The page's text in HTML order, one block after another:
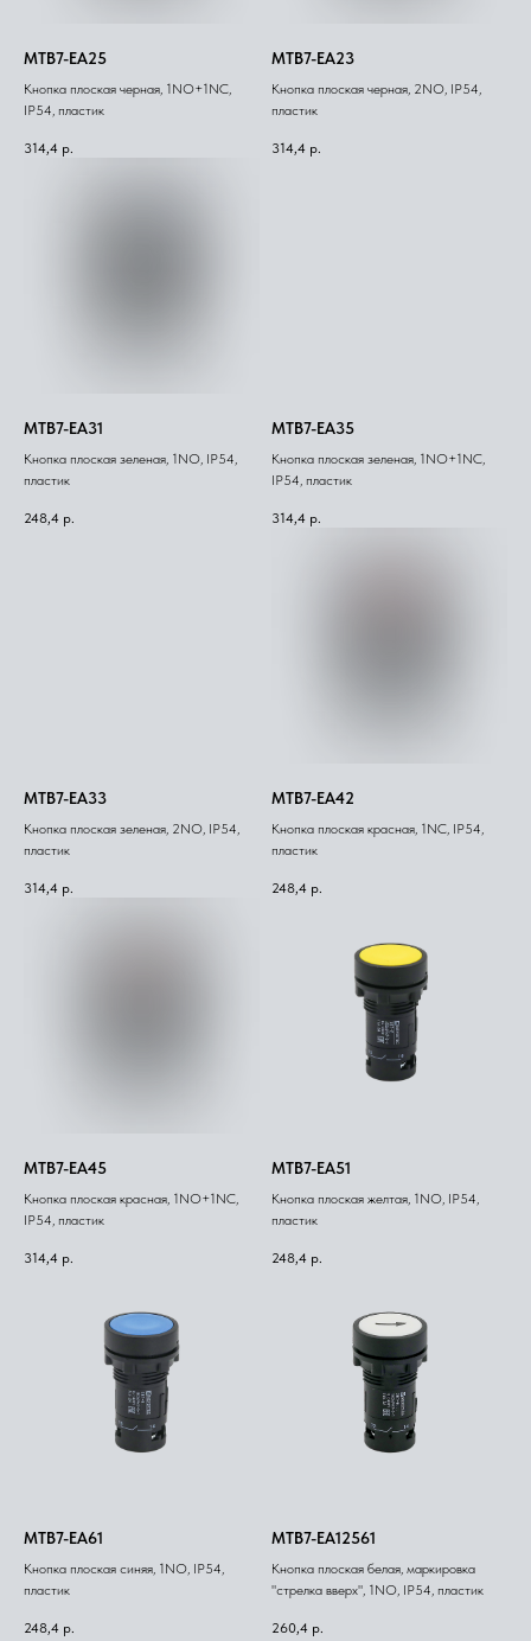
MTB7-EA25
Кнопка плоская черная, 1NO+1NC,
IP54, пластик
314,4 р.
MTB7-EA23
Кнопка плоская черная, 2NO, IP54,
пластик
314,4 р.
MTB7-EA31
Кнопка плоская зеленая, 1NO, IP54,
пластик
248,4 р.
MTB7-EA35
Кнопка плоская зеленая, 1NO+1NC,
IP54, пластик
314,4 р.
MTB7-EA33
Кнопка плоская зеленая, 2NO, IP54,
пластик
314,4 р.
MTB7-EA42
Кнопка плоская красная, 1NС, IP54,
пластик
248,4 р.
MTB7-EA45
Кнопка плоская красная, 1NO+1NC,
IP54, пластик
314,4 р.
MTB7-EA51
Кнопка плоская желтая, 1NO, IP54,
пластик
248,4 р.
MTB7-EA61
Кнопка плоская синяя, 1NO, IP54,
пластик
248,4 р.
MTB7-EA12561
Кнопка плоская белая, маркировка
"стрелка вверх", 1NO, IP54, пластик
260,4 р.